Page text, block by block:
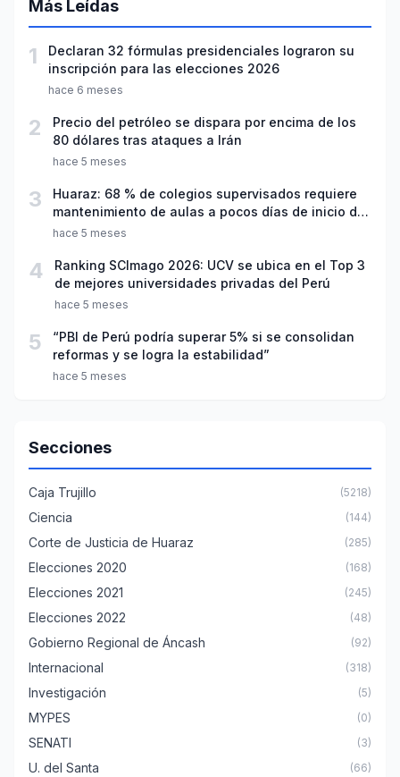
Más Leídas
1
Declaran 32 fórmulas presidenciales lograron su
inscripción para las elecciones 2026
hace 6 meses
2
Precio del petróleo se dispara por encima de los
80 dólares tras ataques a Irán
hace 5 meses
3
Huaraz: 68 % de colegios supervisados requiere
mantenimiento de aulas a pocos días de inicio del
año escolar 2026
hace 5 meses
4
Ranking SCImago 2026: UCV se ubica en el Top 3
de mejores universidades privadas del Perú
hace 5 meses
5
“PBI de Perú podría superar 5% si se consolidan
reformas y se logra la estabilidad”
hace 5 meses
Secciones
Caja Trujillo (5218)
Ciencia (144)
Corte de Justicia de Huaraz (285)
Elecciones 2020 (168)
Elecciones 2021 (245)
Elecciones 2022 (48)
Gobierno Regional de Áncash (92)
Internacional (318)
Investigación (5)
MYPES (0)
SENATI (3)
U. del Santa (66)